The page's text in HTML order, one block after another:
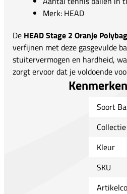
Merk: HEAD
De HEAD Stage 2 Oranje
verfijnen met deze gasgevulde
stuitervermogen en hardheid,
zorgt ervoor dat je voldoende
Soort
Collectie
Kleur
SKU